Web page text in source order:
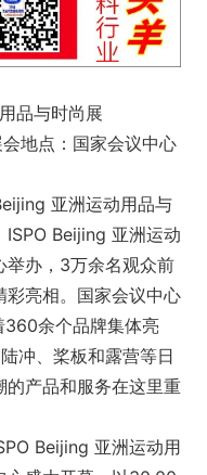
品与时尚展
地点：国家会议中心
亚洲运动用品与
ISPO Beijing 亚洲运动
举办，3万余名观众前
彩亮相。国家会议中心
余个品牌集体亮
冲、桨板和露营等日
的产品和服务在这里重
Beijing 亚洲运动用